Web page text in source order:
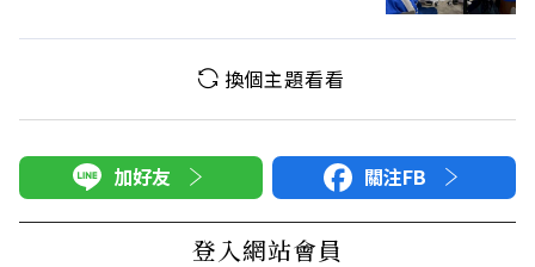
換個主題看看
加好友 關注FB
登入網站會員